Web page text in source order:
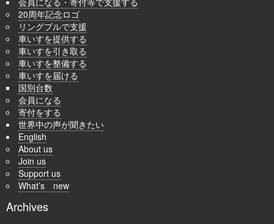
20周年記念ロゴ
リングプルで支援
車いすを提供する
車いすを引き取る
車いすを整備する
車いすを届ける
国別台数
会員になる
寄付をする
世界中の声が聞きたい
English
About us
Join us
Support us
What’s new
Archives